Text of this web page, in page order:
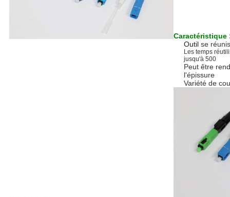
Caractéristique
Outil se
Les temps
jusqu'à 500
Peut être
l'épissure
Variété de